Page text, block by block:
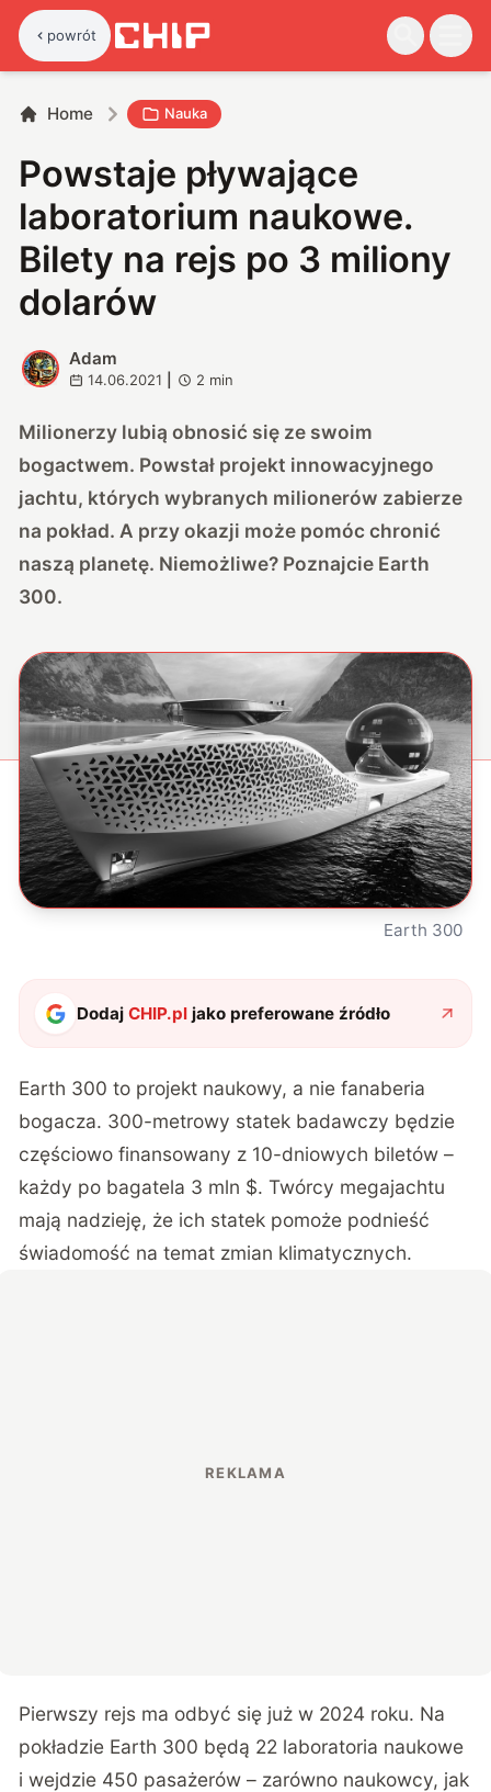
powrót
Home Nauka
Powstaje pływające
laboratorium naukowe.
Bilety na rejs po 3 miliony
dolarów
A
Adam
14.06.2021 2 min
Milionerzy lubią obnosić się ze swoim
bogactwem. Powstał projekt innowacyjnego
jachtu, których wybranych milionerów zabierze
na pokład. A przy okazji może pomóc chronić
naszą planetę. Niemożliwe? Poznajcie Earth
300.
Earth 300
DodajCHIP.pl jako preferowane źródło
Earth 300 to projekt naukowy, a nie fanaberia
bogacza. 300-metrowy statek badawczy będzie
częściowo finansowany z 10-dniowych biletów –
każdy po bagatela 3 mln $. Twórcy megajachtu
mają nadzieję, że ich statek pomoże podnieść
świadomość na temat zmian klimatycznych.
Pierwszy rejs ma odbyć się już w 2024 roku. Na
pokładzie Earth 300 będą 22 laboratoria naukowe
i wejdzie 450 pasażerów – zarówno naukowcy, jak